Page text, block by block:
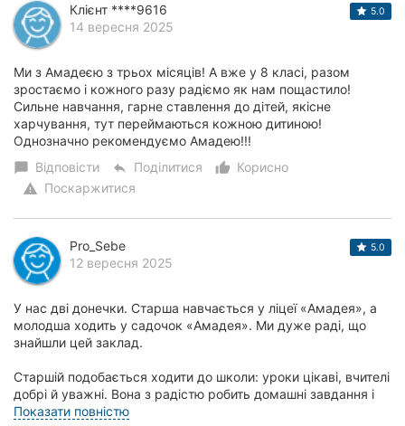
Клієнт ****9616
14 вересня 2025
5.0
Ми з Амадеєю з трьох місяців! А вже у 8 класі, разом
зростаємо і кожного разу радіємо як нам пощастило!
Сильне навчання, гарне ставлення до дітей, якісне
харчування, тут переймаються кожною дитиною!
Однозначно рекомендуємо Амадею!!!
chat_bubble Відповісти reply Поділитися thumb_up_alt
Корисно
warning Поскаржитися
Pro_Sebe
12 вересня 2025
5.0
У нас дві донечки. Старша навчається у ліцеї «Амадея», а
молодша ходить у садочок «Амадея». Ми дуже раді, що
знайшли цей заклад.
Старшій подобається ходити до школи: уроки цікаві, вчителі
добрі й уважні. Вона з радістю робить домашні завдання і
ро...
Показати повністю